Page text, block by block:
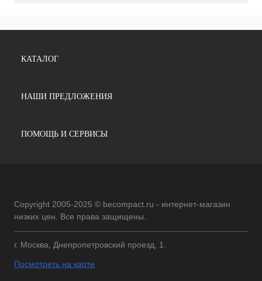
КАТАЛОГ
НАШИ ПРЕДЛОЖЕНИЯ
ПОМОЩЬ И СЕРВИСЫ
Copyright 2005-2025 © becompact.ru - интернет-магазин
низких цен. Все права защищены.
г. Москва, Днепропетровский проезд, 1.
Посмотреть на карте